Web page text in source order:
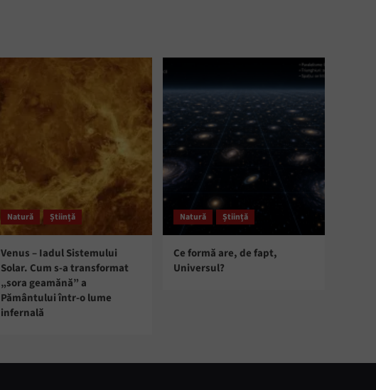
Natură Știință
Venus – Iadul Sistemului
Solar. Cum s-a transformat
„sora geamănă” a
Pământului într-o lume
infernală
Natură Știință
Ce formă are, de fapt,
Universul?